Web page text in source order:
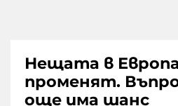
Нещата в Европа
променят.
още има шанс